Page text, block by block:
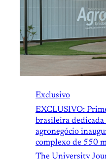
Exclusivo
EXCLUSIVO:
brasileira
agronegócio
complexo de 550
The University